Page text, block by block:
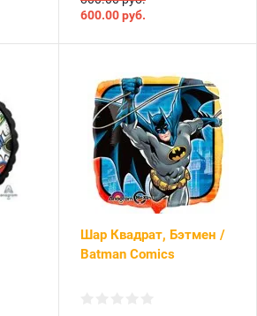
600.00руб.
Шар Квадрат, Бэтмен /
Batman Comics